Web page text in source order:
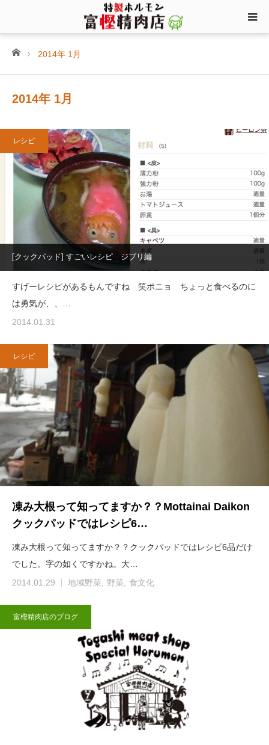
ホーム2014年 1月
2014年 1月
レシピ
[クックパッド] すごいレシピ ジブリ編
すげーレシピがあるもんですね 笑ポニョ ちょっと食べるのに
は勇気が、、…
2014.01.31
レシピ
凍み大根って知ってますか？？Mottainai Daikon
クックパッドではレシピ6…
凍み大根って知ってますか？？クックパッドではレシピ6品だけ
でした。字の如くですかね。大…
2014.01.29
地域野菜 野菜 食文化
富樫精肉店のブログ